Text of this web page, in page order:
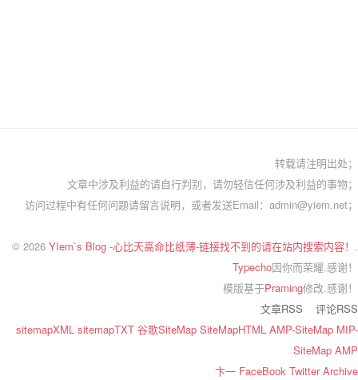
转载请注明出处；
文章中涉及利益的请自行判别，请勿轻信任何涉及利益的事物；
访问过程中有任何问题请留言说明，或者发送Email：admin@yiem.net；
© 2026 YIem`s Blog -心比天高命比纸薄-链接找不到的请在站内搜索内容！ .
Typecho因你而荣耀.感谢！
模版基于Praming修改.感谢！
文章RSS
评论RSS
sitemapXML sitemapTXT 谷歌SiteMap SiteMapHTML AMP-SiteMap MIP-
SiteMap AMP
卞一 FaceBook TwitterArchive